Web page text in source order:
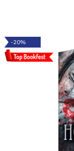
-20%